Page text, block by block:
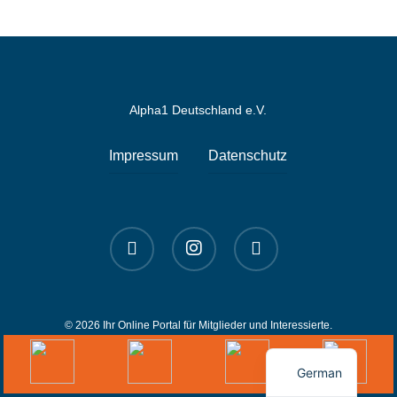
Alpha1 Deutschland e.V.
Impressum Datenschutz
linkedin instagram spotify
© 2026 Ihr Online Portal für Mitglieder und Interessierte.
German
English